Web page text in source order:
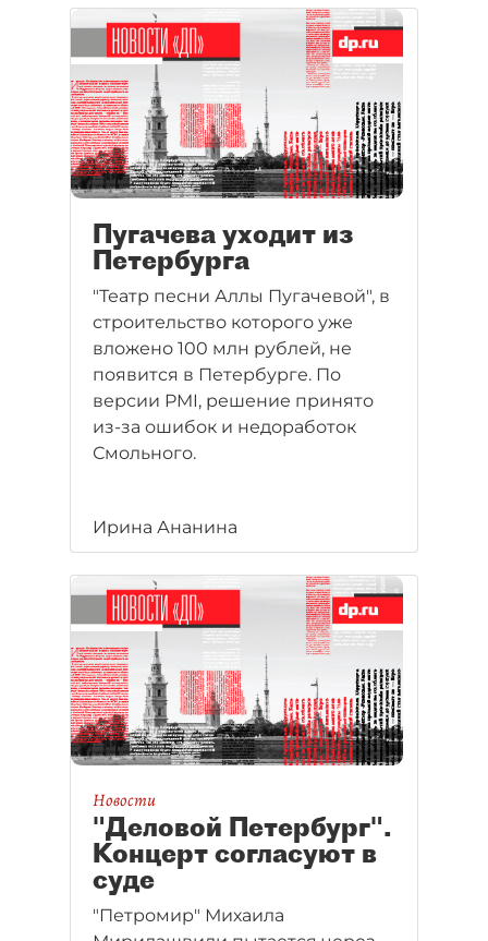
Пугачева уходит из
Петербурга
"Театр песни Аллы Пугачевой", в
строительство которого уже
вложено 100 млн рублей, не
появится в Петербурге. По
версии PMI, решение принято
из-за ошибок и недоработок
Смольного.
Ирина Ананина
Новости
"Деловой Петербург".
Концерт согласуют в
суде
"Петромир" Михаила